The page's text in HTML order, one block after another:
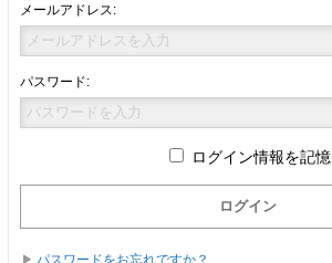
メールアドレス:
パスワード:
ログイン情報を記憶
パスワードをお忘れですか？